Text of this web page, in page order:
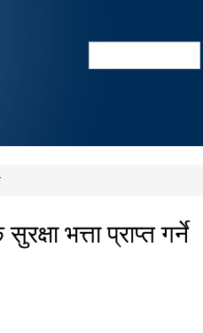
Search
भत्ता प्राप्त गर्ने